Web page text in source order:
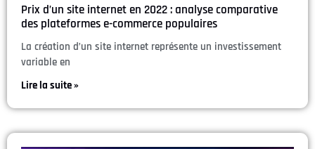
Prix d’un site internet en 2022 : analyse comparative
des plateformes e-commerce populaires
La création d’un site internet représente un investissement
variable en
Lire la suite »